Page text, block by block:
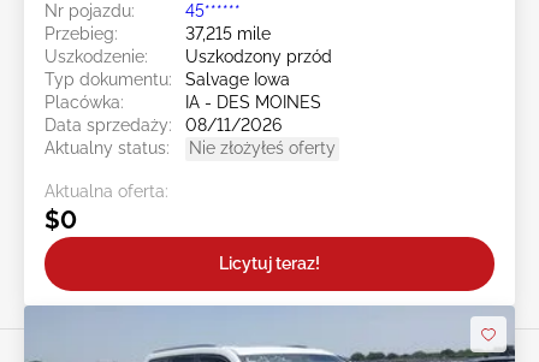
Nr pojazdu:
45******
Przebieg:
37,215 mile
Uszkodzenie:
Uszkodzony przód
Typ dokumentu:
Salvage Iowa
Placówka:
IA - DES MOINES
Data sprzedaży:
08/11/2026
Aktualny status:
Nie złożyłeś oferty
Aktualna oferta:
$0
Licytuj teraz!